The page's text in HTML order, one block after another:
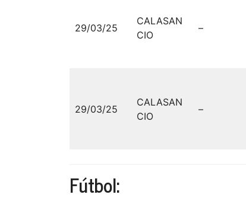
29/03/25
CALASAN
CIO
–
29/03/25
CALASAN
CIO
–
Fútbol: